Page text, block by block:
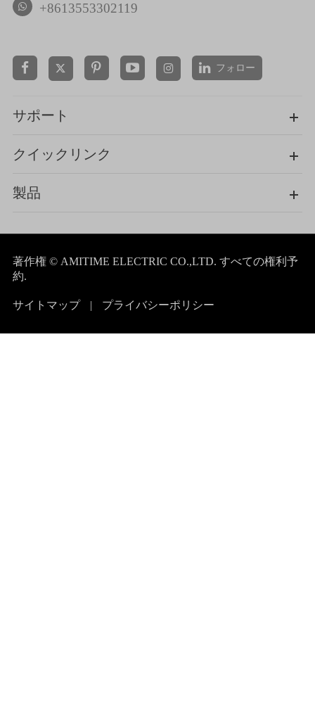
+8613553302119
  フォロー
サポート
クイックリンク
製品
著作権 © AMITIME ELECTRIC CO.,LTD. すべての権利予
約.
サイトマップ | プライバシーポリシー